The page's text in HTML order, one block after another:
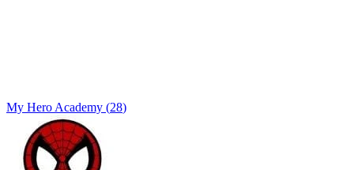
My Hero Academy (28)